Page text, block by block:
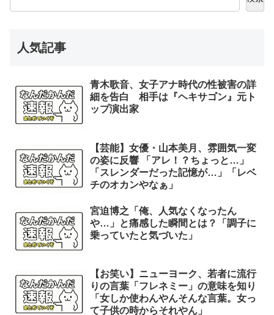
人気記事
青木歌音、女子アナ時代の性被害の詳
細を告白 相手は『ヘキサゴン』元ト
ップ演出家
【芸能】女優・山本美月、雰囲気一変
の姿に反響 「アレ！？ちょっと…」
「スレンダーだった記憶が…」「レベ
チのオカンやなぁ」
宮迫博之「俺、人気なくなったん
や…」と痛感した瞬間とは？「調子に
乗っていたと気づいた」
【お笑い】ニューヨーク、若者に流行
りの言葉「フレネミー」の意味を知り
「女しか使わんやんそんな言葉。女っ
て子供の時からそれやん」